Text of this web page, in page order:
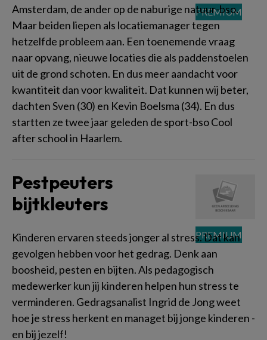
Amsterdam, de ander op de naburige natuur-bso.
Maar beiden liepen als locatiemanager tegen
hetzelfde probleem aan. Een toenemende vraag
naar opvang, nieuwe locaties die als paddenstoelen
uit de grond schoten. En dus meer aandacht voor
kwantiteit dan voor kwaliteit. Dat kunnen wij beter,
dachten Sven (30) en Kevin Boelsma (34). En dus
startten ze twee jaar geleden de sport-bso Cool
after school in Haarlem.
Pestpeuters
bijtkleuters
Kinderen ervaren steeds jonger al stress. Dat kan
gevolgen hebben voor het gedrag. Denk aan
boosheid, pesten en bijten. Als pedagogisch
medewerker kun jij kinderen helpen hun stress te
verminderen. Gedragsanalist Ingrid de Jong weet
hoe je stress herkent en managet bij jonge kinderen -
en bij jezelf!